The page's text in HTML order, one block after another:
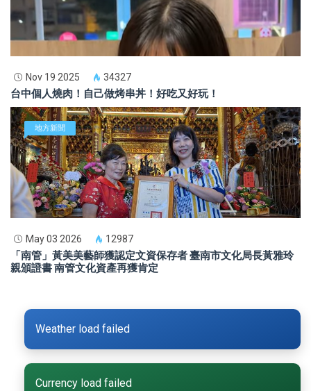
Nov 19 2025 34327
台中個人燒肉！自己做烤串丼！好吃又好玩！
地方新聞
May 03 2026 12987
「南管」黃美美藝師獲認定文資保存者 臺南市文化局長黃雅玲
親頒證書 南管文化資產再獲肯定
Weather load failed
Currency load failed